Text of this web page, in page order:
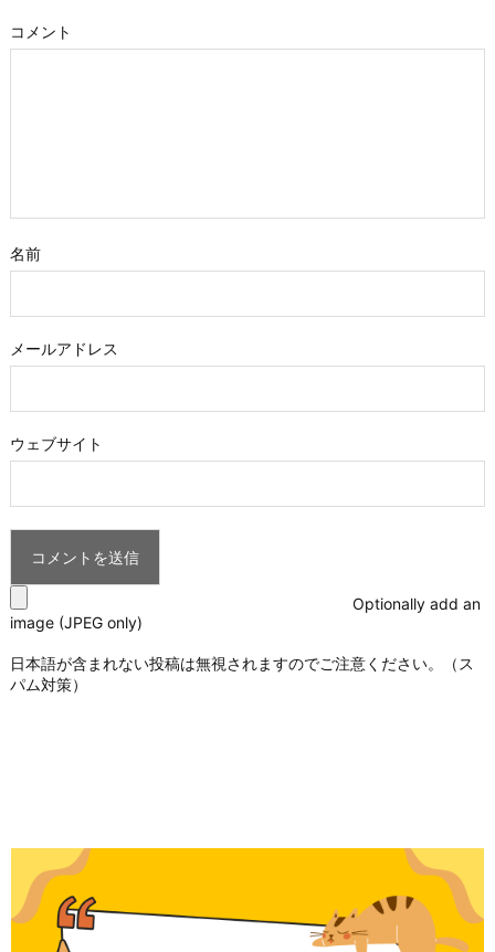
コメント
名前
メールアドレス
ウェブサイト
Optionally add an
image (JPEG only)
日本語が含まれない投稿は無視されますのでご注意ください。（ス
パム対策）